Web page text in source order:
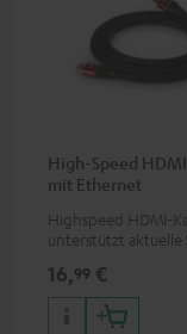
High-Speed
mit Ethernet
Highspeed HDMI-
unterstützt aktuelle
16,99 €